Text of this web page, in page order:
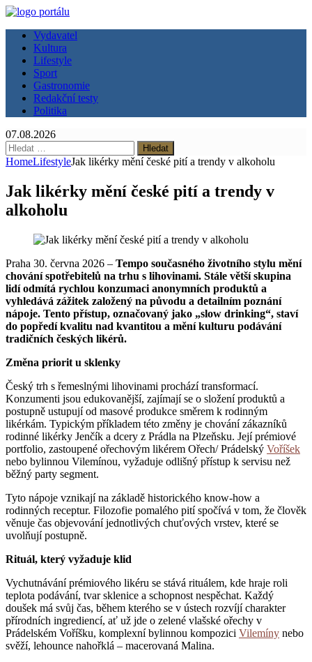
Vydavatel
Kultura
Lifestyle
Sport
Gastronomie
Redakční testy
Politika
07.08.2026
Vyhledávání
HomeLifestyleJak likérky mění české pití a trendy v alkoholu
Jak likérky mění české pití a trendy v
alkoholu
Praha 30. června 2026 – Tempo současného životního stylu mění
chování spotřebitelů na trhu s lihovinami. Stále větší skupina
lidí odmítá rychlou konzumaci anonymních produktů a
vyhledává zážitek založený na původu a detailním poznání
nápoje. Tento přístup, označovaný jako „slow drinking“, staví
do popředí kvalitu nad kvantitou a mění kulturu podávání
tradičních českých likérů.
Změna priorit u sklenky
Český trh s řemeslnými lihovinami prochází transformací.
Konzumenti jsou edukovanější, zajímají se o složení produktů a
postupně ustupují od masové produkce směrem k rodinným
likérkám. Typickým příkladem této změny je chování zákazníků
rodinné likérky Jenčík a dcery z Prádla na Plzeňsku. Její prémiové
portfolio, zastoupené ořechovým likérem Ořech/ Prádelský Voříšek
nebo bylinnou Vilemínou, vyžaduje odlišný přístup k servisu než
běžný party segment.
Tyto nápoje vznikají na základě historického know-how a
rodinných receptur. Filozofie pomalého pití spočívá v tom, že člověk
věnuje čas objevování jednotlivých chuťových vrstev, které se
uvolňují postupně.
Rituál, který vyžaduje klid
Vychutnávání prémiového likéru se stává rituálem, kde hraje roli
teplota podávání, tvar sklenice a schopnost nespěchat. Každý
doušek má svůj čas, během kterého se v ústech rozvíjí charakter
přírodních ingrediencí, ať už jde o zelené vlašské ořechy v
Prádelském Voříšku, komplexní bylinnou kompozici Vilemíny nebo
svěží, lehounce nahořklá – macerovaná Malina.